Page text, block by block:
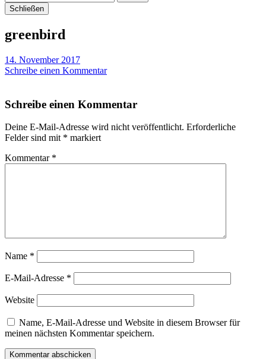
Schließen
greenbird
14. November 2017
Schreibe einen Kommentar
Schreibe einen Kommentar
Deine E-Mail-Adresse wird nicht veröffentlicht. Erforderliche
Felder sind mit * markiert
Kommentar *
Name *
E-Mail-Adresse *
Website
Name, E-Mail-Adresse und Website in diesem Browser für
meinen nächsten Kommentar speichern.